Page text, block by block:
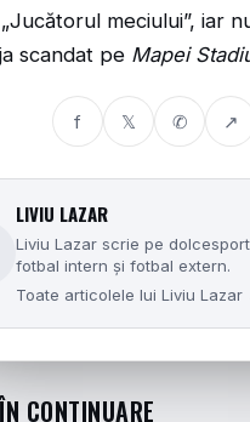
meciului”, iar
scandat pe Mapei
f 𝕏 ✆ ↗
LIVIU LAZAR
Liviu Lazar scrie pe
fotbal intern și fotbal extern.
Toate articolele lui Liviu Lazar
CONTINUARE